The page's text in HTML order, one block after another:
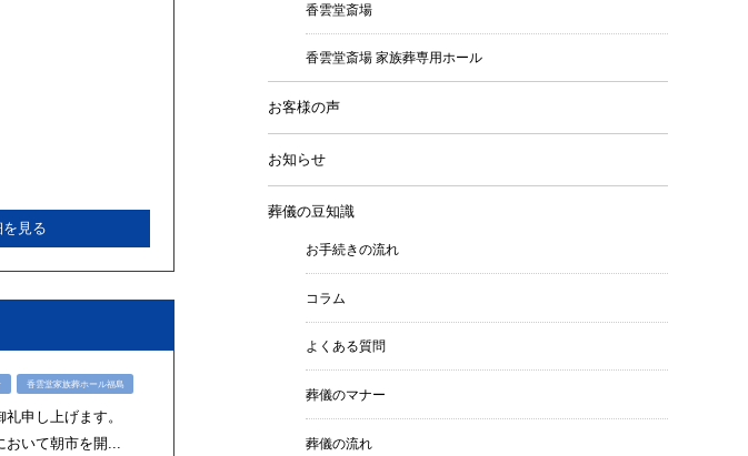
見る
香雲堂家族葬ホール福島
申し上げます。
いて朝市を開...
香雲堂斎場
香雲堂斎場 家族葬専用ホール
お客様の声
お知らせ
葬儀の豆知識
お手続きの流れ
コラム
よくある質問
葬儀のマナー
葬儀の流れ